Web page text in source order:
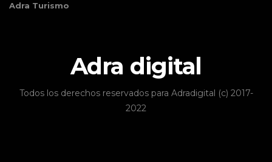
Adra Turismo
Adra digital
Todos los derechos reservados para Adradigital (c) 2017-
2022